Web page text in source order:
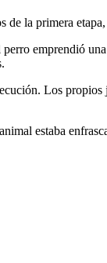
la primera
emprendió
Los
estaba